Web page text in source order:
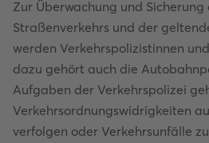
Zur Überwachung und
Straßenverkehrs und der
werden Verkehrspolizistinnen
dazu gehört auch die
Aufgaben der Verkehrspolizei
Verkehrsordnungswidrigkeiten
verfolgen oder Verkehrsunfälle